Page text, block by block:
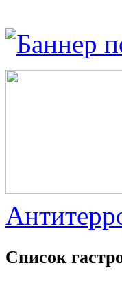
Список